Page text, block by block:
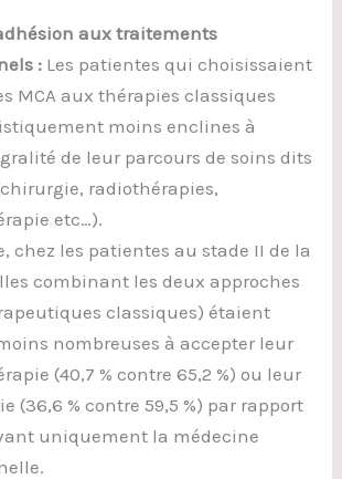
aux traitements
: Les patientes qui choisissaient
MCA aux thérapies classiques
moins enclines à
de leur parcours de soins dits
radiothérapies,
etc…).
chez les patientes au stade II de la
combinant les deux approches
classiques) étaient
nombreuses à accepter leur
(40,7 % contre 65,2 %) ou leur
(36,6 % contre 59,5 %) par rapport
uniquement la médecine